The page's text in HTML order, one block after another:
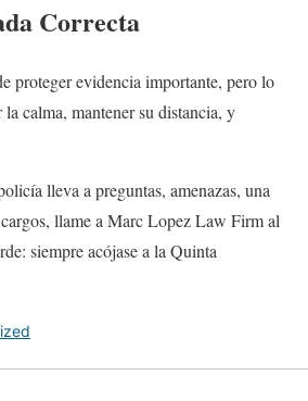
Correcta
proteger evidencia importante, pero lo
la calma, mantener su distancia, y
lleva a preguntas, amenazas, una
llame a Marc Lopez Law Firm al
siempre acójase a la Quinta